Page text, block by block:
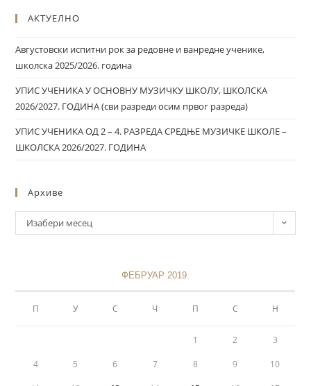
АКТУЕЛНО
Августовски испитни рок за редовне и ванредне ученике,
школска 2025/2026. година
УПИС УЧЕНИКА У ОСНОВНУ МУЗИЧКУ ШКОЛУ, ШКОЛСКА
2026/2027. ГОДИНА (сви разреди осим првог разреда)
УПИС УЧЕНИКА ОД 2 – 4. РАЗРЕДА СРЕДЊЕ МУЗИЧКЕ ШКОЛЕ –
ШКОЛСКА 2026/2027. ГОДИНА
Архиве
Изабери месец
ФЕБРУАР 2019.
П У С Ч П С Н
1 2 3
4 5 6 7 8 9 10